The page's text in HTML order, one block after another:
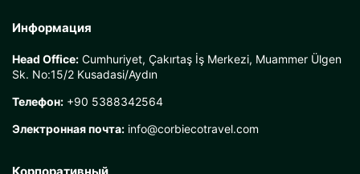
Информация
Head Office: Cumhuriyet, Çakırtaş İş Merkezi, Muammer Ülgen
Sk. No:15/2 Kusadasi/Aydın
Телефон: +90 5388342564
Электронная почта: info@corbiecotravel.com